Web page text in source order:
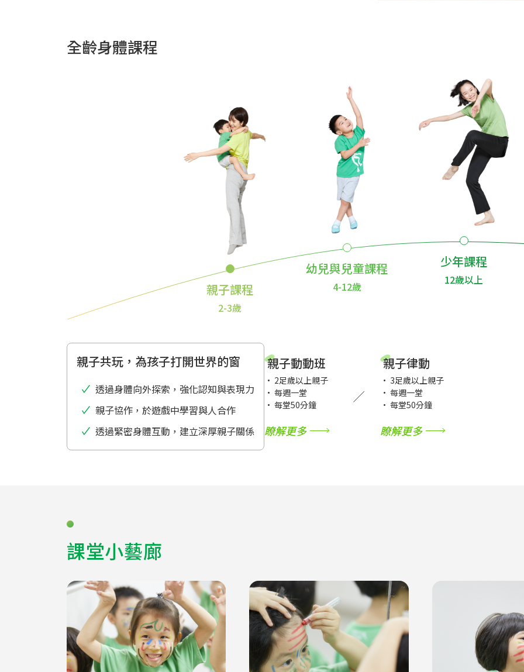
全齡身體課程
親子課程
2-3歲
幼兒與兒童課程
4-12歲
少年課程
12歲以上
親子共玩，為孩子打開世界的窗
透過身體向外探索，強化認知與表現力
親子協作，於遊戲中學習與人合作
透過緊密身體互動，建立深厚親子關係
親子動動班
• 2足歲以上親子
• 每週一堂
• 每堂50分鐘
瞭解更多
親子律動
• 3足歲以上親子
• 每週一堂
• 每堂50分鐘
瞭解更多
課堂小藝廊